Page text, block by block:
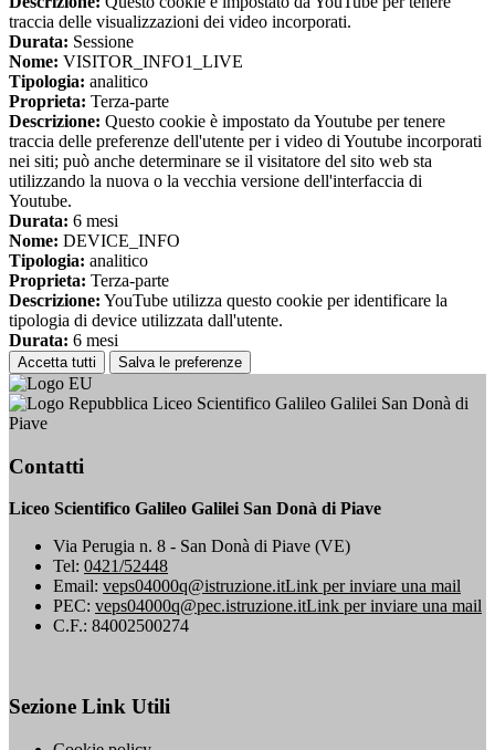
traccia delle visualizzazioni dei video incorporati.
Durata: Sessione
Nome: VISITOR_INFO1_LIVE
Tipologia: analitico
Proprieta: Terza-parte
Descrizione: Questo cookie è impostato da Youtube per tenere
traccia delle preferenze dell'utente per i video di Youtube incorporati
nei siti; può anche determinare se il visitatore del sito web sta
utilizzando la nuova o la vecchia versione dell'interfaccia di
Youtube.
Durata: 6 mesi
Nome: DEVICE_INFO
Tipologia: analitico
Proprieta: Terza-parte
Descrizione: YouTube utilizza questo cookie per identificare la
tipologia di device utilizzata dall'utente.
Durata: 6 mesi
Accetta tutti Salva le preferenze
Liceo Scientifico Galileo Galilei San Donà di
Piave
Contatti
Liceo Scientifico Galileo Galilei San Donà di Piave
Via Perugia n. 8 - San Donà di Piave (VE)
Tel: 0421/52448
Email: veps04000q@istruzione.itLink per inviare una mail
PEC: veps04000q@pec.istruzione.itLink per inviare una mail
C.F.: 84002500274
Sezione Link Utili